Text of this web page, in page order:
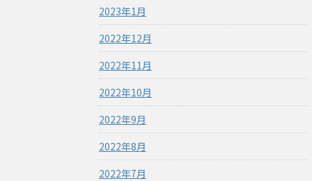
2023年1月
2022年12月
2022年11月
2022年10月
2022年9月
2022年8月
2022年7月